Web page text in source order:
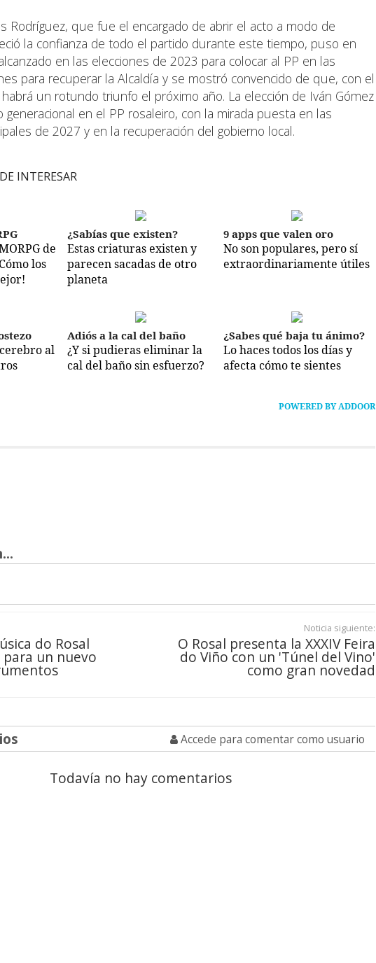
Rodríguez, que fue el encargado de abrir el acto a modo de
la confianza de todo el partido durante este tiempo, puso en
en las elecciones de 2023 para colocar al PP en las
para recuperar la Alcaldía y se mostró convencido de que, con el
un rotundo triunfo el próximo año. La elección de Iván Gómez
en el PP rosaleiro, con la mirada puesta en las
de 2027 y en la recuperación del gobierno local.
INTERESAR
de
los
¿Sabías que existen?
Estas criaturas existen y
parecen sacadas de otro
planeta
9 apps que valen oro
No son populares, pero sí
extraordinariamente útiles
al
Adiós a la cal del baño
¿Y si pudieras eliminar la
cal del baño sin esfuerzo?
¿Sabes qué baja tu ánimo?
Lo haces todos los días y
afecta cómo te sientes
POWERED BY ADDOOR
do Rosal
un nuevo
Noticia siguiente:
O Rosal presenta la XXXIV Feira
do Viño con un 'Túnel del Vino'
como gran novedad
Accede para comentar como usuario
Todavía no hay comentarios